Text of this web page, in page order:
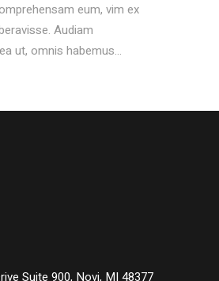
eum, vim ex
Audiam
ut, omnis habemus...
Suite 900, Novi, MI 48377